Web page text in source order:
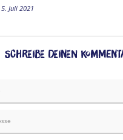
5. Juli 2021
Schreibe Deinen